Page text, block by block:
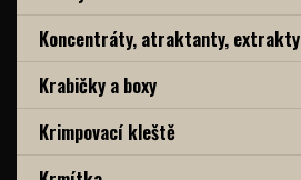
Koncentráty, atraktanty, extrakty
Krabičky a boxy
Krimpovací kleště